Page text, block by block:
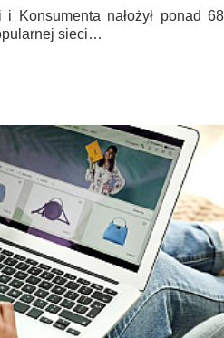
Konsumenta nałożył ponad 68
sieci…